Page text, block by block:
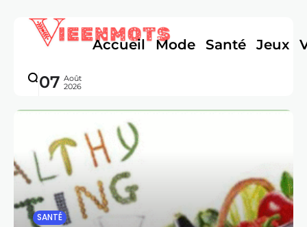
Accueil Mode Santé Jeux
07 Août
2026
SANTÉ